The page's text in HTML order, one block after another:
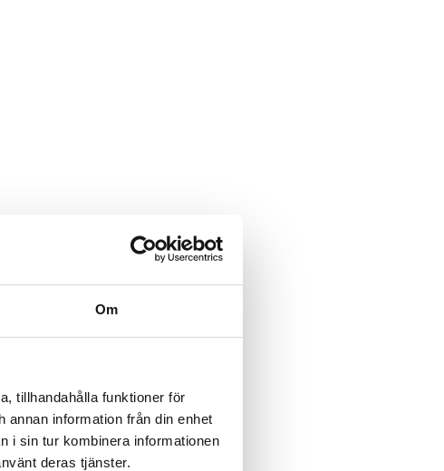
Om
tillhandahålla funktioner för
information från din enhet
i sin tur kombinera informationen
deras tjänster.